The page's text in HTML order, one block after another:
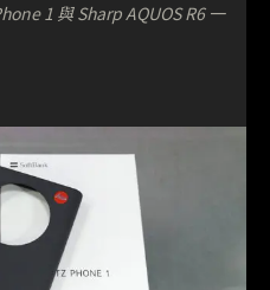
1 與 Sharp AQUOS R6 一